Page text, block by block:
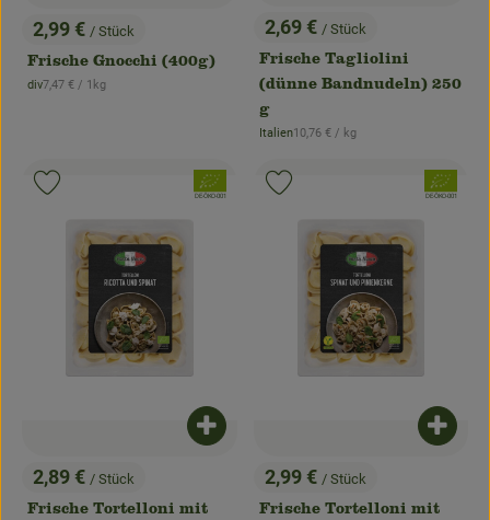
, Preis:
2,99 € / Stück
Frische Gnocchi (400g)
, Herkunft:
div, Referenzpreis:
7,47 € / 1kg
, Preis:
2,69 € / Stück
Frische Tagliolini
(dünne Bandnudeln) 250
g
, Herkunft:
Italien, Referenzpreis:
10,76 € / kg
, Preis:
2,89 € / Stück
Frische Tortelloni mit
Produkt zum Warenkorb hinzufügen
, Verband:
, Kontrollstelle:
DE-ÖKO-001
Produkt zu Favouriten hinzufügen
, Preis:
2,99 € / Stück
Frische Tortelloni mit
, Verband:
, Kontrollstelle:
DE-ÖKO-001
Produkt zu Favouriten hinzufügen